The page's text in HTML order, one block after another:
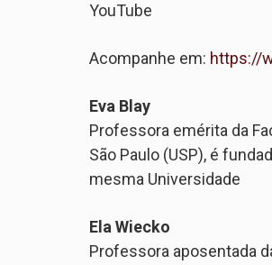
YouTube
Acompanhe em: https://
Eva Blay
Professora emérita da
São Paulo (USP), é
mesma Universidade
Ela Wiecko
Professora aposentada